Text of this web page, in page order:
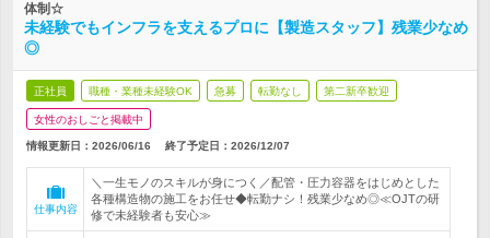
体制☆
未経験でもインフラを支えるプロに【製造スタッフ】残業少なめ
◎
正社員 職種・業種未経験OK 急募 転勤なし 第二新卒歓迎
女性のおしごと掲載中
情報更新日：2026/06/16 終了予定日： 2026/12/07
仕事内容
＼一生モノのスキルが身につく／配管・圧力容器をはじめとした
各種構造物の施工をお任せ◆転勤ナシ！残業少なめ◎≪OJTの研
修で未経験者も安心≫